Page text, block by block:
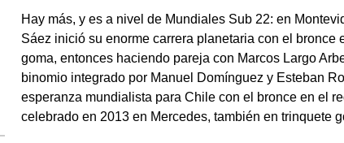
Hay más, y es a nivel de Mundiales Sub 22: en
Sáez inició su enorme carrera planetaria con el bronce
goma, entonces haciendo pareja con Marcos Largo
binomio integrado por Manuel Domínguez y Esteban
esperanza mundialista para Chile con el bronce en el
celebrado en 2013 en Mercedes, también en trinquete